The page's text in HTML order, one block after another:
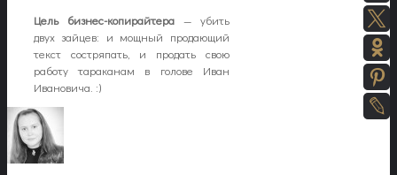
Цель бизнес-копирайтера— убить
двух зайцев: и мощный продающий
текст состряпать, и продать свою
работу тараканам в голове Иван
Ивановича. :)